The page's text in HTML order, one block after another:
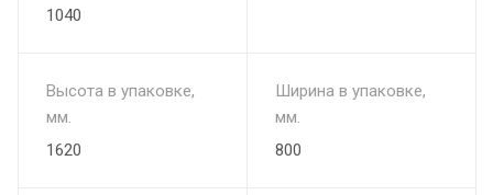
1040
Высота в упаковке,
мм.
1620
Ширина в упаковке,
мм.
800